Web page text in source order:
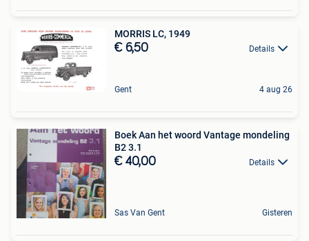
MORRIS LC, 1949
€ 6,50 Details
Gent 4 aug 26
Boek Aan het woord Vantage mondeling
B2 3.1
€ 40,00 Details
Sas Van Gent Gisteren